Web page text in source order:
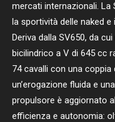
mercati internazionali. La
la sportività delle naked
Deriva dalla SV650, da
bicilindrico a V di 645 cc
74 cavalli con una
un’erogazione fluida e
propulsore è aggiornato
efficienza e autonomia: